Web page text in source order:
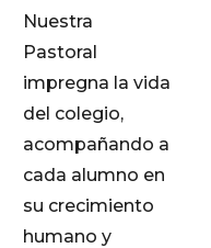
Nuestra
Pastoral
impregna la vida
del colegio,
acompañando a
cada alumno en
su crecimiento
humano y